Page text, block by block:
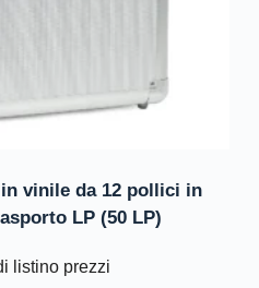
vinile da 12 pollici in
LP (50 LP)
listino prezzi